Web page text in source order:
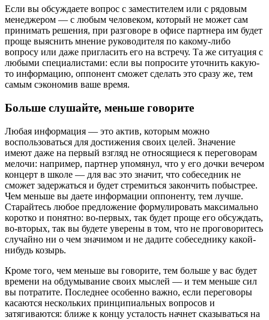
Если вы обсуждаете вопрос с заместителем или с рядовым
менеджером — с любым человеком, который не может сам
принимать решения, при разговоре в офисе партнера им будет
проще выяснить мнение руководителя по какому-либо
вопросу или даже пригласить его на встречу. Та же ситуация с
любыми специалистами: если вы попросите уточнить какую-
то информацию, оппонент сможет сделать это сразу же, тем
самым сэкономив ваше время.
Больше слушайте, меньше говорите
Любая информация — это актив, которым можно
воспользоваться для достижения своих целей. Значение
имеют даже на первый взгляд не относящиеся к переговорам
мелочи: например, партнер упомянул, что у его дочки вечером
концерт в школе — для вас это значит, что собеседник не
сможет задержаться и будет стремиться закончить побыстрее.
Чем меньше вы даете информации оппоненту, тем лучше.
Старайтесь любое предложение формулировать максимально
коротко и понятно: во-первых, так будет проще его обсуждать,
во-вторых, так вы будете уверены в том, что не проговоритесь
случайно ни о чем значимом и не дадите собеседнику какой-
нибудь козырь.
Кроме того, чем меньше вы говорите, тем больше у вас будет
времени на обдумывание своих мыслей — и тем меньше сил
вы потратите. Последнее особенно важно, если переговоры
касаются нескольких принципиальных вопросов и
затягиваются: ближе к концу усталость начнет сказываться на